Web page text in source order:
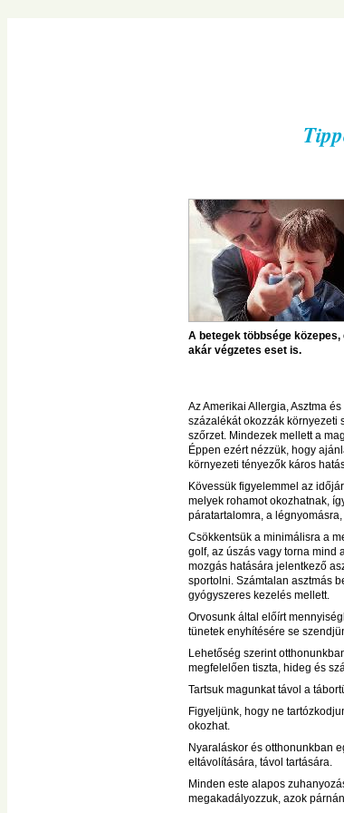
A betegek többsége
akár végzetes eset is.
Az Amerikai Allergia, Asztma
százalékát okozzák környezeti
szőrzet. Mindezek mellett a
Éppen ezért nézzük, hogy
környezeti tényezők káros
Kövessük figyelemmel az
melyek rohamot okozhatnak,
páratartalomra, a
Csökkentsük a minimálisra a
golf, az úszás vagy torna mind
mozgás hatására jelentkező
sportolni. Számtalan asztmás
gyógyszeres kezelés mellett.
Orvosunk által előírt
tünetek enyhítésére se
Lehetőség szerint
megfelelően tiszta, hideg és
Tartsuk magunkat távol a
Figyeljünk, hogy ne
okozhat.
Nyaraláskor és otthonunkban
eltávolítására, távol tartására.
Minden este alapos
megakadályozzuk, azok